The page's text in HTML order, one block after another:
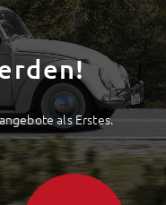
als Erstes.